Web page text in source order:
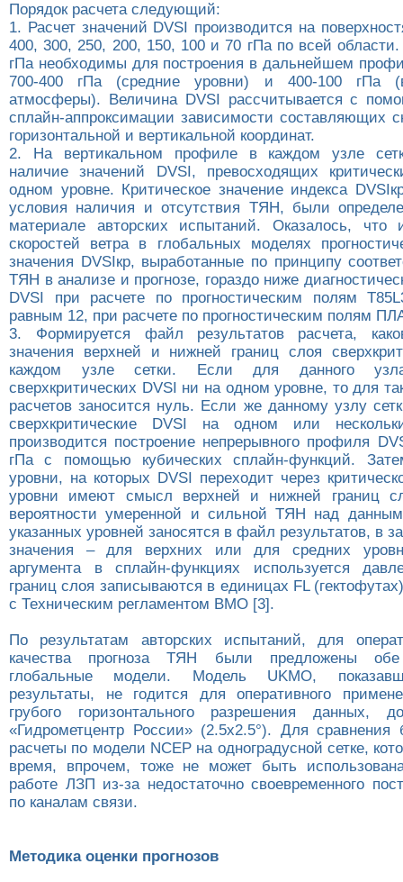
Порядок расчета следующий:
1. Расчет значений DVSI производится на
400, 300, 250, 200, 150, 100 и 70 гПа по всей
гПа необходимы для построения в дальнейшем
700-400 гПа (средние уровни) и 400-100 гПа
атмосферы). Величина DVSI рассчитывается с
сплайн-аппроксимации зависимости составляющих
горизонтальной и вертикальной координат.
2. На вертикальном профиле в каждом узле
наличие значений DVSI, превосходящих
одном уровне. Критическое значение индекса
условия наличия и отсутствия ТЯН, были
материале авторских испытаний. Оказалось, что
скоростей ветра в глобальных моделях
значения DVSIкр, выработанные по принципу
ТЯН в анализе и прогнозе, гораздо ниже
DVSI при расчете по прогностическим полям
равным 12, при расчете по прогностическим полям
3. Формируется файл результатов расчета,
значения верхней и нижней границ слоя
каждом узле сетки. Если для данного
сверхкритических DVSI ни на одном уровне, то для
расчетов заносится нуль. Если же данному узлу
сверхкритические DVSI на одном или
производится построение непрерывного профиля
гПа с помощью кубических сплайн-функций.
уровни, на которых DVSI переходит через
уровни имеют смысл верхней и нижней границ
вероятности умеренной и сильной ТЯН над
указанных уровней заносятся в файл результатов, в
значения – для верхних или для средних
аргумента в сплайн-функциях используется
границ слоя записываются в единицах FL
с Техническим регламентом ВМО [3].
По результатам авторских испытаний, для
качества прогноза ТЯН были предложены обе
глобальные модели. Модель UKMO,
результаты, не годится для оперативного
грубого горизонтального разрешения данных,
«Гидрометцентр России» (2.5х2.5°). Для сравнения
расчеты по модели NCEP на одноградусной сетке,
время, впрочем, тоже не может быть
работе ЛЗП из-за недостаточно своевременного
по каналам связи.
Методика оценки прогнозов